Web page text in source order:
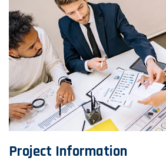
Project Information